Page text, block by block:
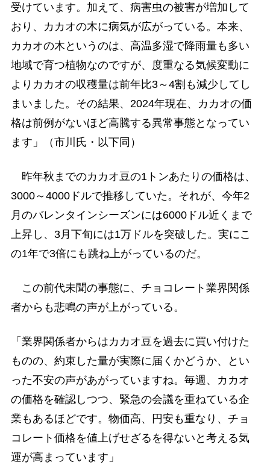
受けています。加えて、病害虫の被害が増加して
おり、カカオの木に病気が広がっている。本来、
カカオの木というのは、高温多湿で降雨量も多い
地域で育つ植物なのですが、度重なる気候変動に
よりカカオの収穫量は前年比3～4割も減少してし
まいました。その結果、2024年現在、カカオの価
格は前例がないほど高騰する異常事態となってい
ます」（市川氏・以下同）
昨年秋までのカカオ豆の1トンあたりの価格は、
3000～4000ドルで推移していた。それが、今年2
月のバレンタインシーズンには6000ドル近くまで
上昇し、3月下旬には1万ドルを突破した。実にこ
の1年で3倍にも跳ね上がっているのだ。
この前代未聞の事態に、チョコレート業界関係
者からも悲鳴の声が上がっている。
「業界関係者からはカカオ豆を過去に買い付けた
ものの、約束した量が実際に届くかどうか、とい
った不安の声があがっていますね。毎週、カカオ
の価格を確認しつつ、緊急の会議を重ねている企
業もあるほどです。物価高、円安も重なり、チョ
コレート価格を値上げせざるを得ないと考える気
運が高まっています」